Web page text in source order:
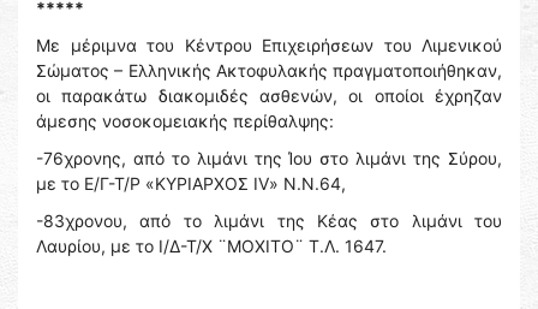
*****
Με μέριμνα του Κέντρου Επιχειρήσεων του Λιμενικού
Σώματος – Ελληνικής Ακτοφυλακής πραγματοποιήθηκαν,
οι παρακάτω διακομιδές ασθενών, οι οποίοι έχρηζαν
άμεσης νοσοκομειακής περίθαλψης:
-76χρονης, από το λιμάνι της Ίου στο λιμάνι της Σύρου,
με το Ε/Γ-Τ/Ρ «ΚΥΡΙΑΡΧΟΣ IV» Ν.N.64,
-83χρονου, από το λιμάνι της Κέας στο λιμάνι του
Λαυρίου, με το Ι/Δ-Τ/Χ ¨ΜΟΧΙΤΟ¨ Τ.Λ. 1647.